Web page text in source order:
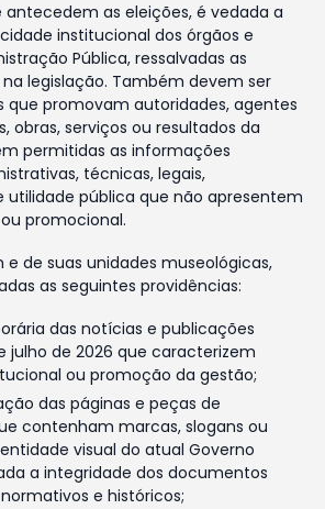
antecedem as eleições, é vedada a
institucional dos órgãos e
Pública, ressalvadas as
legislação. Também devem ser
que promovam autoridades, agentes
obras, serviços ou resultados da
permitidas as informações
técnicas, legais,
utilidade pública que não apresentem
promocional.
e de suas unidades museológicas,
as seguintes providências:
das notícias e publicações
julho de 2026 que caracterizem
ou promoção da gestão;
das páginas e peças de
contenham marcas, slogans ou
visual do atual Governo
a integridade dos documentos
e históricos;